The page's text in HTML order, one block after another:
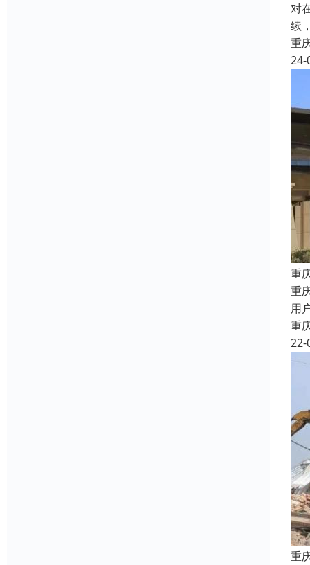
对
续
重
24-
重
重
用
重
22-
重